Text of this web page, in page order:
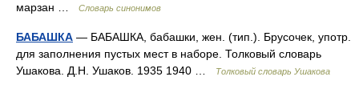
марзан …
Словарь синонимов
БАБАШКА — БАБАШКА, бабашки, жен. (тип.). Брусочек, употр.
для заполнения пустых мест в наборе. Толковый словарь
Ушакова. Д.Н. Ушаков. 1935 1940 …
Толковый словарь Ушакова